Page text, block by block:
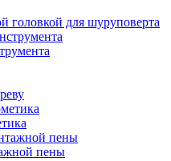
головкой для шуруповерта
пены